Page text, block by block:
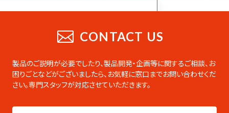
業務用総合カタログ
です。PDFのダウンロードやページの印刷な
ども可能です。
CONTACT US
製品のご説明が必要でしたり、製品開発・企画等に関するご相談、お
困りごとなどがございましたら、 お気軽に窓口までお問い合わせくだ
さい。専門スタッフが対応させていただきます。